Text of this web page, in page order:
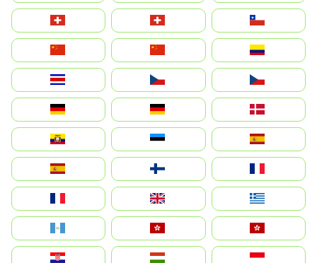
Suisse
Schweiz
Chile
中国
China
Colombia
Costa Rica
Czechia
Česko
Deutschland
Germany
Danmark
Ecuador
Eesti
Spain
España
Suomi
France
France
United Kingdom
Ελλάδα
Guatemala
Hong Kong
中國香港特別行政區
Hrvatska
Magyarország
Indonesia